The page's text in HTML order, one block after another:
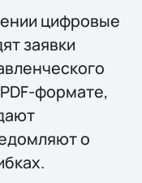
цифровые
заявки
формате,
о